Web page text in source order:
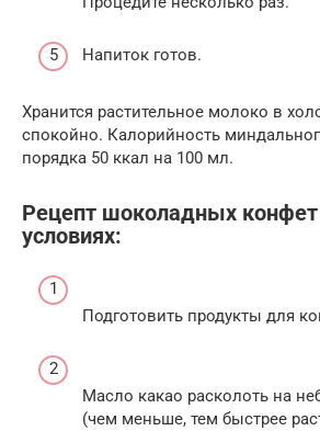
Напиток готов.
Хранится растительное молоко в
спокойно. Калорийность
порядка 50 ккал на 100 мл.
Рецепт шоколадных
условиях:
Подготовить продукты для
Масло какао расколоть на
(чем меньше, тем быстрее